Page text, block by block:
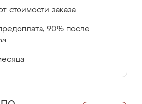
стоимости заказа
90% после